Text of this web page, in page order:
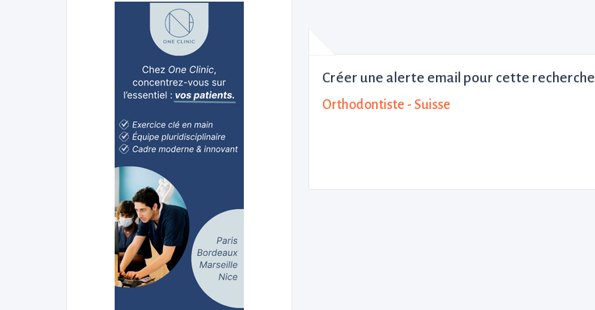
Créer une alerte email pour cette recherche
Orthodontiste - Suisse